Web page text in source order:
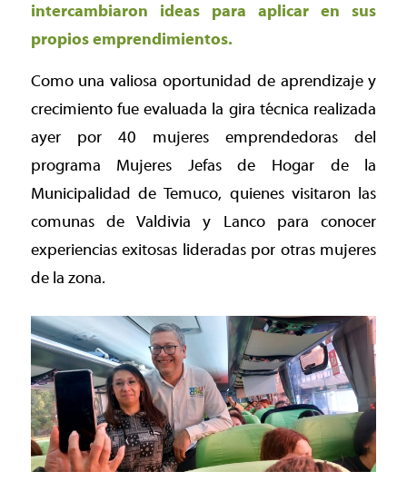
intercambiaron ideas para aplicar en sus
propios emprendimientos.
Como una valiosa oportunidad de aprendizaje y
crecimiento fue evaluada la gira técnica realizada
ayer por 40 mujeres emprendedoras del
programa Mujeres Jefas de Hogar de la
Municipalidad de Temuco, quienes visitaron las
comunas de Valdivia y Lanco para conocer
experiencias exitosas lideradas por otras mujeres
de la zona.